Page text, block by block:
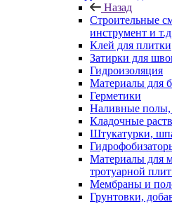
Назад
Строительные
инструмент и
Клей для плитки
Затирки для
Гидроизоляция
Материалы для
Герметики
Наливные полы,
Кладочные
Штукатурки,
Материалы для
тротуарной
Мембраны и
Грунтовки,